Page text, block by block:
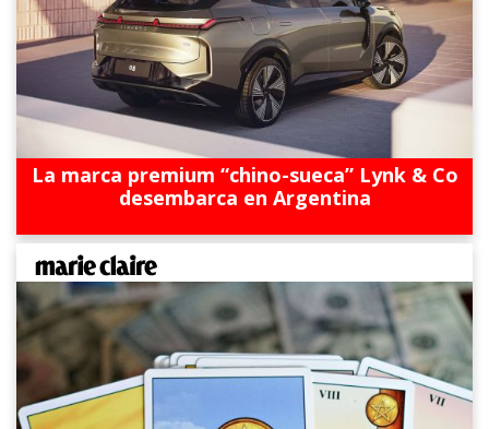
La marca premium “chino-sueca” Lynk & Co
desembarca en Argentina